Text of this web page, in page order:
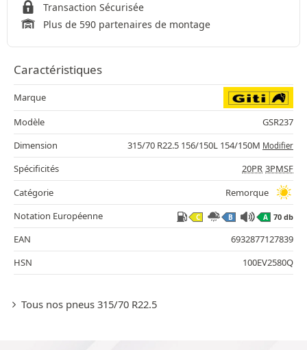
Transaction Sécurisée
Plus de 590 partenaires de montage
Caractéristiques
Marque
Modèle
GSR237
Dimension
315/70 R22.5 156/150L 154/150M Modifier
Spécificités 20PR 3PMSF
Catégorie
Remorque
Notation Européenne
C B A 70 db
EAN
6932877127839
HSN
100EV2580Q
Tous nos pneus 315/70 R22.5